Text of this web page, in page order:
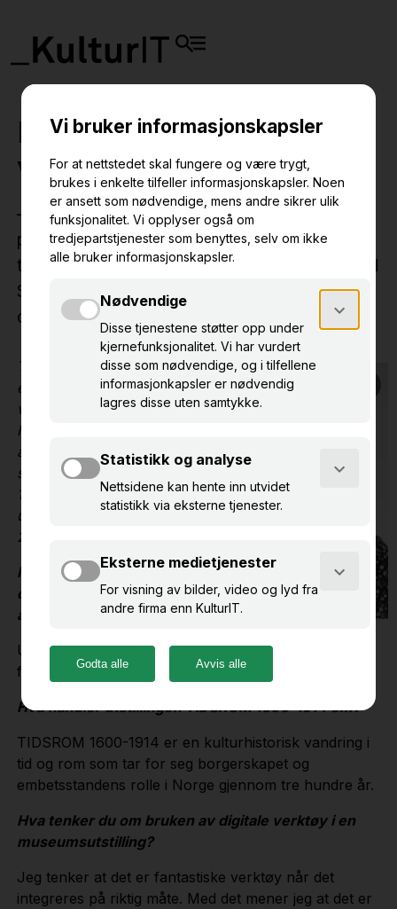
Museene forteller: Slik har
vi brukt Kulturio Pro
– Det digitale er noe som bør gå inn i
planleggingen av utstillingen på et tidlig
tidspunkt. Det sier konservator Marie Fongaard
Seim ved Norsk Folkemuseum, som forteller
om TIDSROM 1600-1914.
TIDSROM 1600-1914 er
en permanent utstilling
ved Norsk
Folkemuseum, som
åpnet i 2021. Den viser
seks interiører og ca.
1500 gjenstander i et
utstillingsareal på cirka
2000 kvadratmeter.
Hva består dine
daglige
arbeidsoppgaver av?
Utstillingsarbeid, samlingsforvaltning, forskning og
formidling.
Hva handler utstillingen TIDSROM 1600-1914 om?
TIDSROM 1600-1914 er en kulturhistorisk vandring i
tid og rom som tar for seg borgerskapet og
embetsstandens rolle i Norge gjennom tre hundre år.
Hva tenker du om bruken av digitale verktøy i en
museumsutstilling?
Jeg tenker at det er fantastiske verktøy når det
integreres på riktig måte. Med det mener jeg at det er